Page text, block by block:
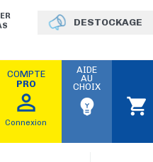
DESTOCKAGE
AIDE
AU
CHOIX
emoji_objects
COMPTE
PRO
perm_identity
Connexion
shopping_cart